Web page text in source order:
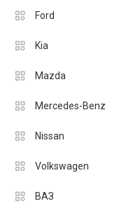
Ford
Kia
Mazda
Mercedes-Benz
Nissan
Volkswagen
ВАЗ